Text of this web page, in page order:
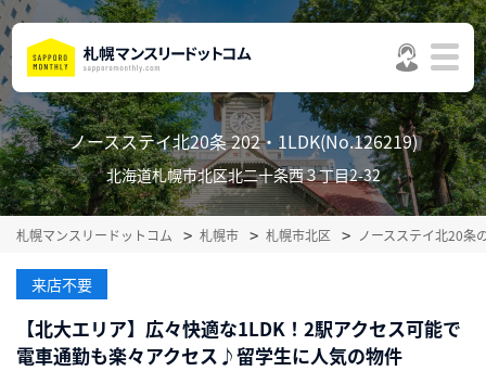
ノースステイ北20条 202・1LDK(No.126219)
北海道札幌市北区北二十条西３丁目2-32
札幌マンスリードットコム 札幌市 札幌市北区 ノースステイ北20条
来店不要
【北大エリア】広々快適な1LDK！2駅アクセス可能で
電車通勤も楽々アクセス♪留学生に人気の物件